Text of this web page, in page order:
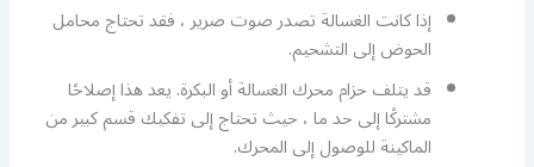
إذا كانت الغسالة تصدر صوت صرير ، فقد تحتاج محامل
الحوض إلى التشحيم.
قد يتلف حزام محرك الغسالة أو البكرة. يعد هذا إصلاحًا
مشتركًا إلى حد ما ، حيث تحتاج إلى تفكيك قسم كبير من
الماكينة للوصول إلى المحرك.